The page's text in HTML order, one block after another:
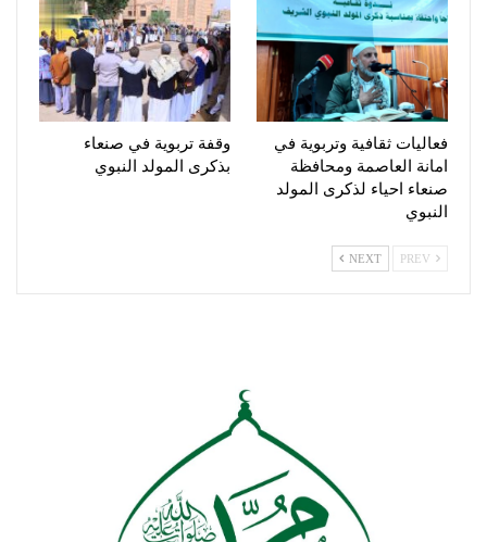
فعاليات ثقافية وتربوية في
امانة العاصمة ومحافظة
صنعاء احياء لذكرى المولد
النبوي
وقفة تربوية في صنعاء
بذكرى المولد النبوي
NEXT